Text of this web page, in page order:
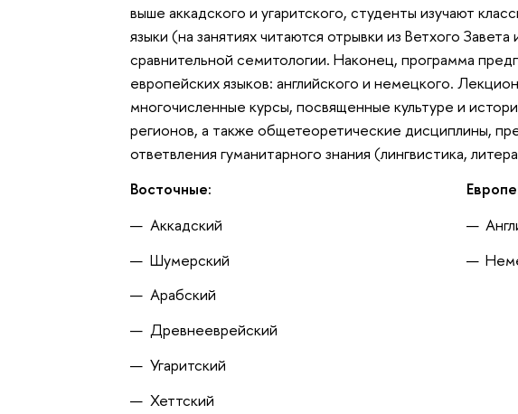
выше аккадского и угаритского, студенты изучают
языки (на занятиях читаются отрывки из Ветхого
сравнительной семитологии. Наконец, программа
европейских языков: английского и немецкого.
многочисленные курсы, посвященные культуре и
регионов, а также общетеоретические дисциплины,
ответвления гуманитарного знания (лингвистика,
Восточные:
Аккадский
Шумерский
Арабский
Древнееврейский
Угаритский
Хеттский